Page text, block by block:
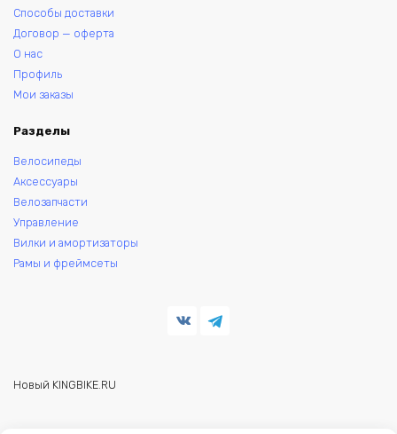
Способы доставки
Договор — оферта
О нас
Профиль
Мои заказы
Разделы
Велосипеды
Аксессуары
Велозапчасти
Управление
Вилки и амортизаторы
Рамы и фреймсеты
Новый KINGBIKE.RU